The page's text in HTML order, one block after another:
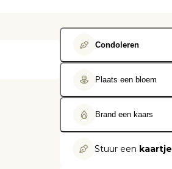
Condoleren
Plaats een bloem
Brand een kaars
Stuur een kaartje